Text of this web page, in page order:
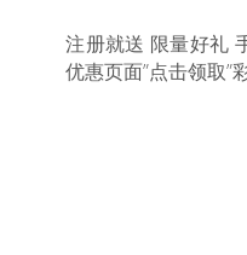
注册就送 限量好礼
优惠页面”点击领取”